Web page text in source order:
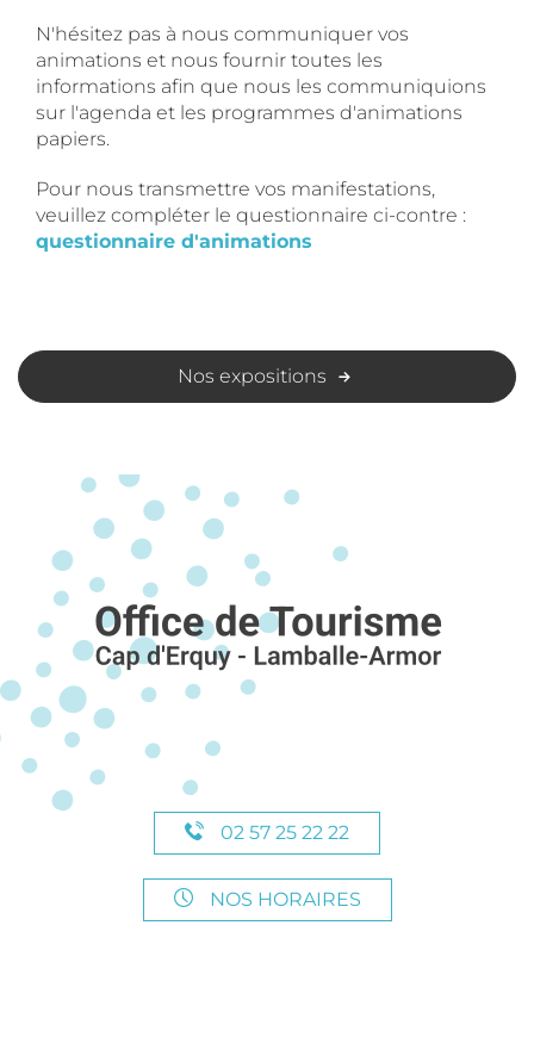
N'hésitez pas à nous communiquer vos
animations et nous fournir toutes les
informations afin que nous les communiquions
sur l'agenda et les programmes d'animations
papiers.
Pour nous transmettre vos manifestations,
veuillez compléter le questionnaire ci-contre :
questionnaire d'animations
Nos expositions
02 57 25 22 22
NOS HORAIRES